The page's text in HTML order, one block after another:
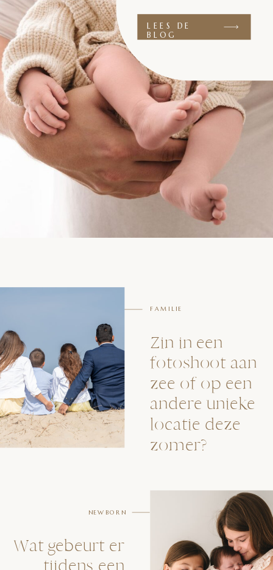
LEES DE
BLOG
Zin in een
fotoshoot aan
zee of op een
andere unieke
locatie deze
zomer?
FAMILIE
Wat gebeurt er
NEWBORN